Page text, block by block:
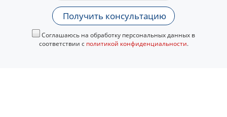
Получить консультацию
Соглашаюсь на обработку персональных данных в
соответствии с политикой конфиденциальности.